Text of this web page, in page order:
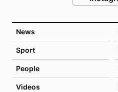
News
Sport
People
Videos